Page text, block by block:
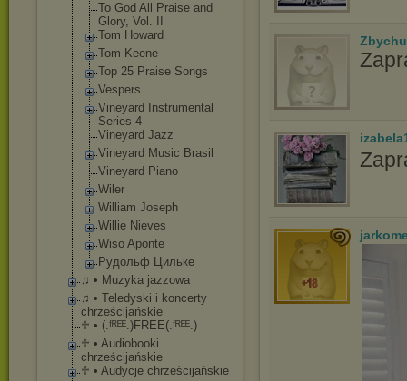
To God All Praise and
Glory, Vol. II
Tom Howard
Tom Keene
Top 25 Praise Songs
Vespers
Vineyard Instrumental
Series 4
Vineyard Jazz
Vineyard Music Brasil
Vineyard Piano
Wiler
William Joseph
Willie Nieves
Wiso Aponte
Рудольф Цильке
♫ • Muzyka jazzowa
♫ • Teledyski i koncerty
chrześcijańskie
♱ • (.ᶠᴿᴱᴱ.)FREE(.ᶠᴿᴱᴱ.)
♱ • Audiobooki
chrześcijańskie
♱ • Audycje chrześcijańskie